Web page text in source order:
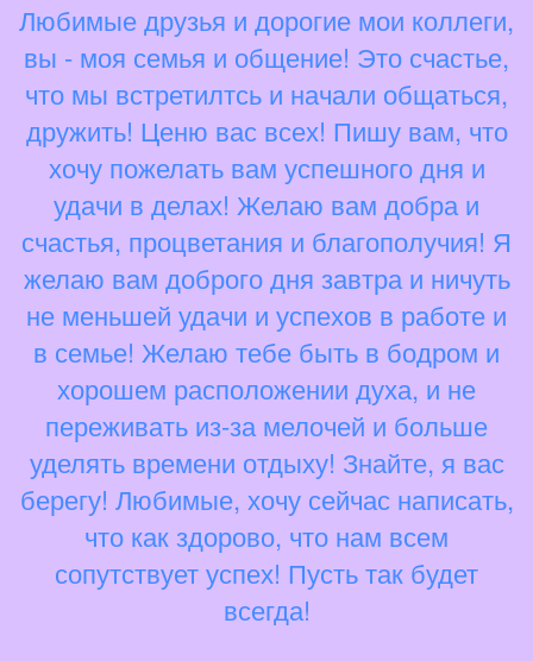
Любимые друзья и дорогие мои коллеги,
вы - моя семья и общение! Это счастье,
что мы встретилтсь и начали общаться,
дружить! Ценю вас всех! Пишу вам, что
хочу пожелать вам успешного дня и
удачи в делах! Желаю вам добра и
счастья, процветания и благополучия! Я
желаю вам доброго дня завтра и ничуть
не меньшей удачи и успехов в работе и
в семье! Желаю тебе быть в бодром и
хорошем расположении духа, и не
переживать из-за мелочей и больше
уделять времени отдыху! Знайте, я вас
берегу! Любимые, хочу сейчас написать,
что как здорово, что нам всем
сопутствует успех! Пусть так будет
всегда!